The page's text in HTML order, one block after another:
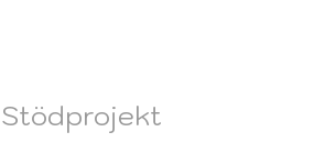
Stödprojekt